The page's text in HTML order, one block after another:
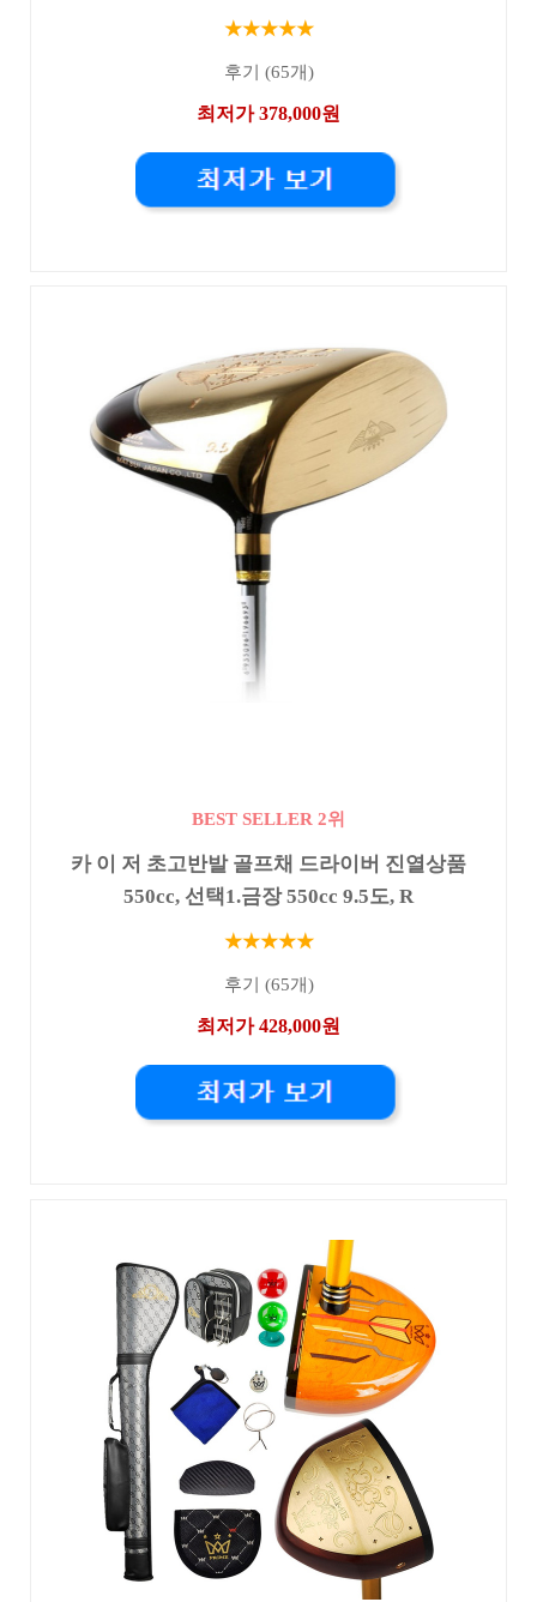
★★★★★
후기 (65개)
최저가 378,000원
BEST SELLER 2위
카 이 저 초고반발 골프채 드라이버 진열상품
550cc, 선택1.금장 550cc 9.5도, R
★★★★★
후기 (65개)
최저가 428,000원